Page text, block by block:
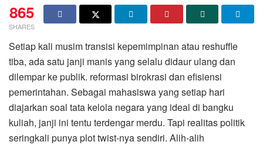
865
SHARES
​Setiap kali musim transisi kepemimpinan atau reshuffle
tiba, ada satu janji manis yang selalu didaur ulang dan
dilempar ke publik. reformasi birokrasi dan efisiensi
pemerintahan. Sebagai mahasiswa yang setiap hari
diajarkan soal tata kelola negara yang ideal di bangku
kuliah, janji ini tentu terdengar merdu. Tapi realitas politik
seringkali punya plot twist-nya sendiri. Alih-alih